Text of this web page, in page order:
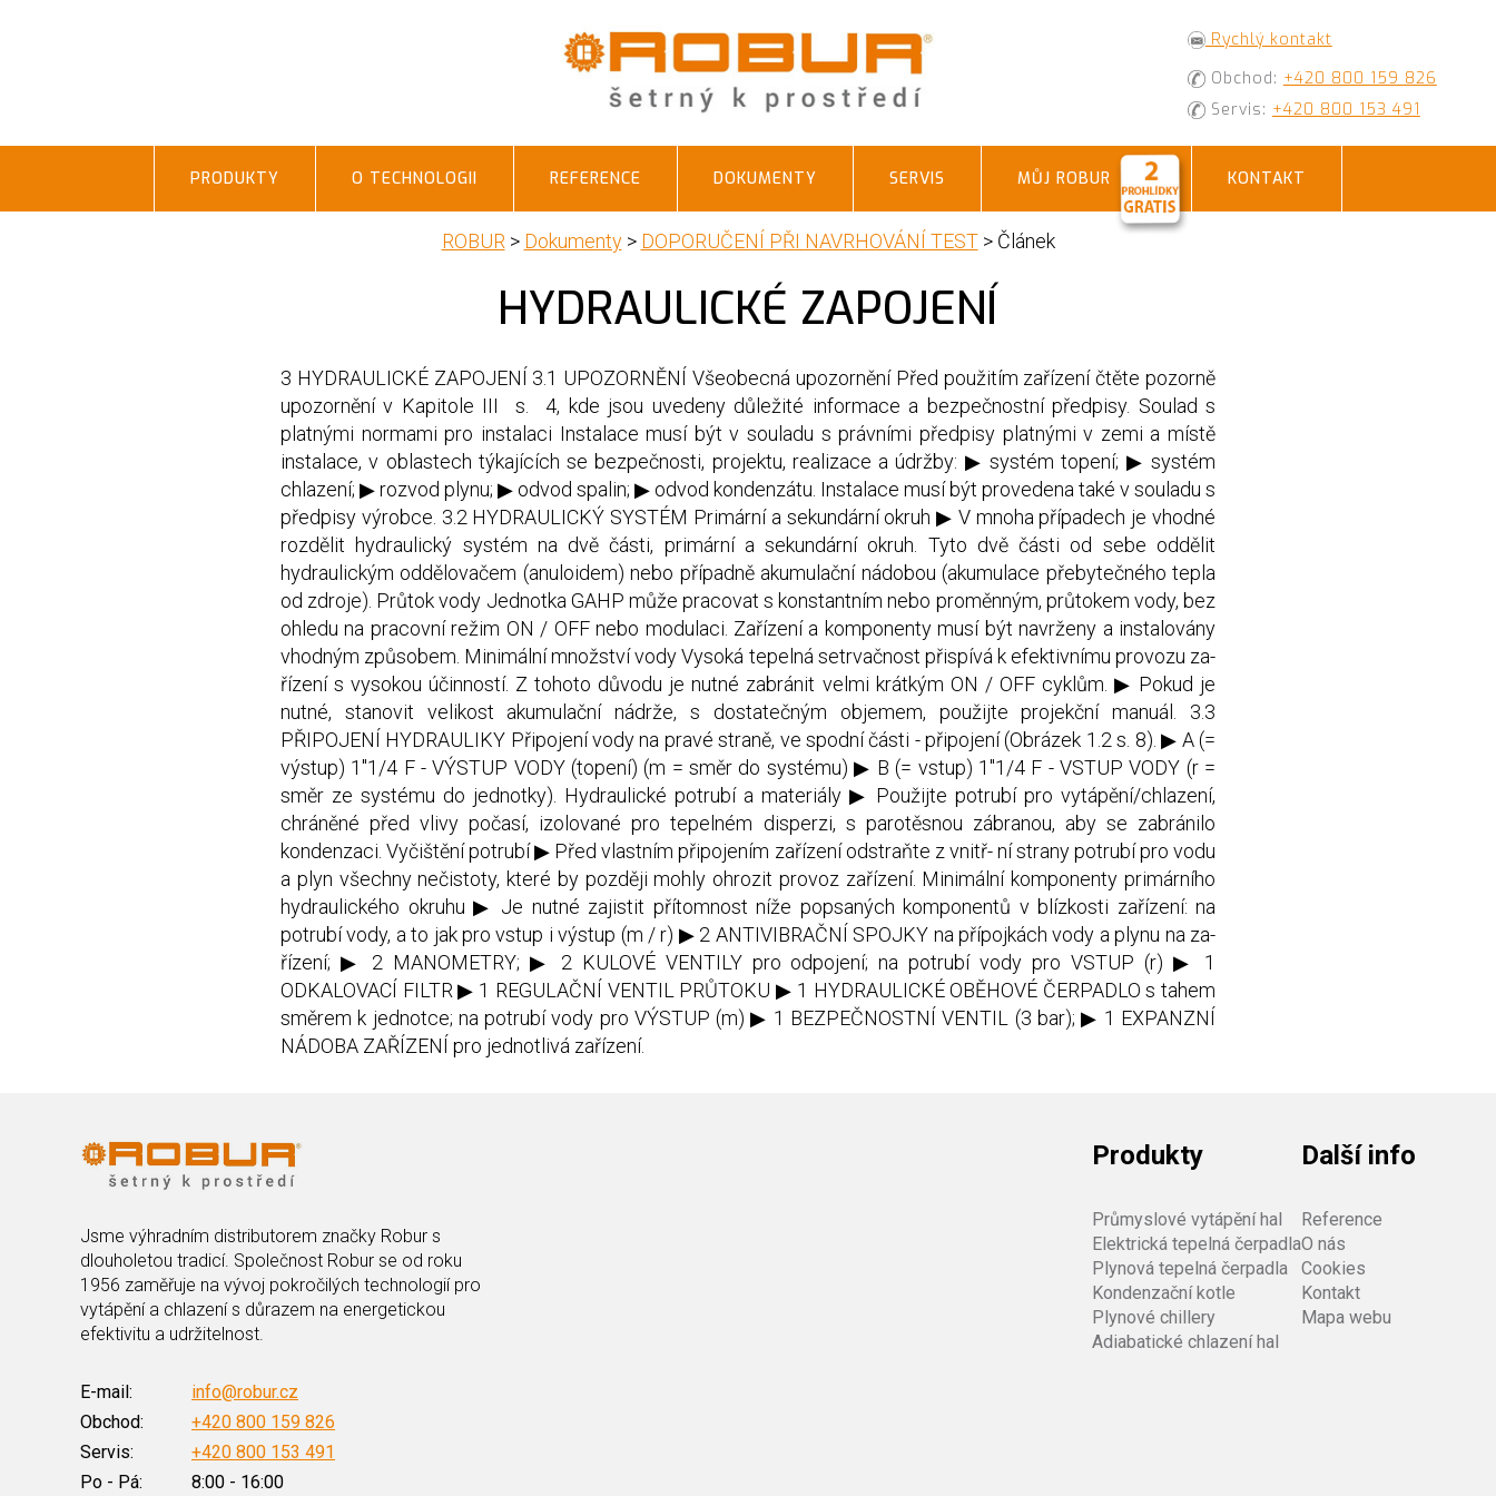
Rychlý kontakt
Obchod: +420 800 159 826
Servis: +420 800 153 491
PRODUKTY O TECHNOLOGII REFERENCE DOKUMENTY SERVIS MŮJ ROBUR KONTAKT
ROBUR > Dokumenty > DOPORUČENÍ PŘI NAVRHOVÁNÍ TEST > Článek
HYDRAULICKÉ ZAPOJENÍ
3 HYDRAULICKÉ ZAPOJENÍ 3.1 UPOZORNĚNÍ Všeobecná upozornění Před použitím zařízení čtěte pozorně
upozornění v Kapitole III s. 4, kde jsou uvedeny důležité informace a bezpečnostní předpisy. Soulad s
platnými normami pro instalaci Instalace musí být v souladu s právními předpisy platnými v zemi a místě
instalace, v oblastech týkajících se bezpečnosti, projektu, realizace a údržby: ▶ systém topení; ▶ systém
chlazení; ▶ rozvod plynu; ▶ odvod spalin; ▶ odvod kondenzátu. Instalace musí být provedena také v souladu s
předpisy výrobce. 3.2 HYDRAULICKÝ SYSTÉM Primární a sekundární okruh ▶ V mnoha případech je vhodné
rozdělit hydraulický systém na dvě části, primární a sekundární okruh. Tyto dvě části od sebe oddělit
hydraulickým oddělovačem (anuloidem) nebo případně akumulační nádobou (akumulace přebytečného tepla
od zdroje). Průtok vody Jednotka GAHP může pracovat s konstantním nebo proměnným, průtokem vody, bez
ohledu na pracovní režim ON / OFF nebo modulaci. Zařízení a komponenty musí být navrženy a instalovány
vhodným způsobem. Minimální množství vody Vysoká tepelná setrvačnost přispívá k efektivnímu provozu za-
řízení s vysokou účinností. Z tohoto důvodu je nutné zabránit velmi krátkým ON / OFF cyklům. ▶ Pokud je
nutné, stanovit velikost akumulační nádrže, s dostatečným objemem, použijte projekční manuál. 3.3
PŘIPOJENÍ HYDRAULIKY Připojení vody na pravé straně, ve spodní části - připojení (Obrázek 1.2 s. 8). ▶ A (=
výstup) 1"1/4 F - VÝSTUP VODY (topení) (m = směr do systému) ▶ B (= vstup) 1"1/4 F - VSTUP VODY (r =
směr ze systému do jednotky). Hydraulické potrubí a materiály ▶ Použijte potrubí pro vytápění/chlazení,
chráněné před vlivy počasí, izolované pro tepelném disperzi, s parotěsnou zábranou, aby se zabránilo
kondenzaci. Vyčištění potrubí ▶ Před vlastním připojením zařízení odstraňte z vnitř- ní strany potrubí pro vodu
a plyn všechny nečistoty, které by později mohly ohrozit provoz zařízení. Minimální komponenty primárního
hydraulického okruhu ▶ Je nutné zajistit přítomnost níže popsaných komponentů v blízkosti zařízení: na
potrubí vody, a to jak pro vstup i výstup (m / r) ▶ 2 ANTIVIBRAČNÍ SPOJKY na přípojkách vody a plynu na za-
řízení; ▶ 2 MANOMETRY; ▶ 2 KULOVÉ VENTILY pro odpojení; na potrubí vody pro VSTUP (r) ▶ 1
ODKALOVACÍ FILTR ▶ 1 REGULAČNÍ VENTIL PRŮTOKU ▶ 1 HYDRAULICKÉ OBĚHOVÉ ČERPADLO s tahem
směrem k jednotce; na potrubí vody pro VÝSTUP (m) ▶ 1 BEZPEČNOSTNÍ VENTIL (3 bar); ▶ 1 EXPANZNÍ
NÁDOBA ZAŘÍZENÍ pro jednotlivá zařízení.
Jsme výhradním distributorem značky Robur s
dlouholetou tradicí. Společnost Robur se od roku
1956 zaměřuje na vývoj pokročilých technologií pro
vytápění a chlazení s důrazem na energetickou
efektivitu a udržitelnost.
E-mail:
info@robur.cz
Obchod:
+420 800 159 826
Servis:
+420 800 153 491
Po - Pá:
8:00 - 16:00
Produkty
Průmyslové vytápění hal
Elektrická tepelná čerpadla
Plynová tepelná čerpadla
Kondenzační kotle
Plynové chillery
Adiabatické chlazení hal
Další info
Reference
O nás
Cookies
Kontakt
Mapa webu